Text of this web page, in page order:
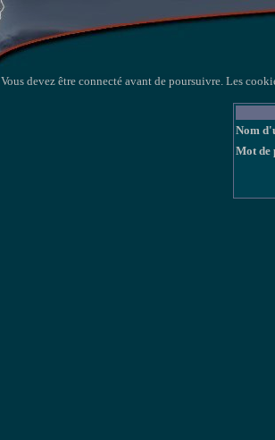
Vous devez être connecté avant de poursuivre. Les
Nom
Mot de